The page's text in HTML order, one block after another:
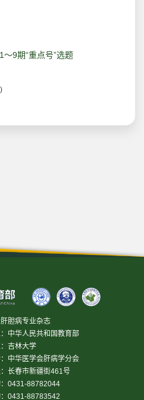
～9期“重点号”选题
)
胆病专业杂志
中华人民共和国教育部
吉林大学
中华医学会肝病学分会
长春市新疆街461号
0431-88782044
0431-88783542